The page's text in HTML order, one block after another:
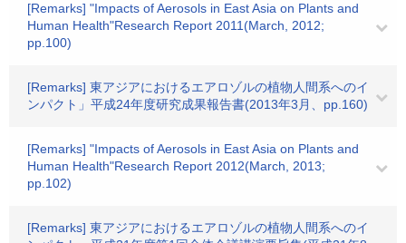
[Remarks] "Impacts of Aerosols in East Asia on Plants and
Human Health"Research Report 2011(March, 2012;
pp.100)
[Remarks] 東アジアにおけるエアロゾルの植物人間系へのイ
ンパクト」平成24年度研究成果報告書(2013年3月、pp.160)
[Remarks] "Impacts of Aerosols in East Asia on Plants and
Human Health"Research Report 2012(March, 2013;
pp.102)
[Remarks] 東アジアにおけるエアロゾルの植物人間系へのイ